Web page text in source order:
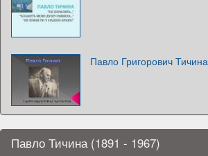
Павло Григорович Тичина
Павло Тичина (1891 - 1967)